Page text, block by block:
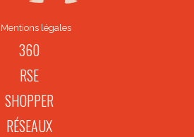
Mentions légales
360
RSE
SHOPPER
RÉSEAUX